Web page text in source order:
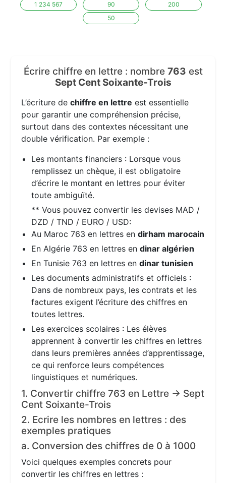
1 234 567
90
200
50
Écrire chiffre en lettre : nombre 763 est
Sept Cent Soixante-Trois
L’écriture dechiffre en lettre est essentielle
pour garantir une compréhension précise,
surtout dans des contextes nécessitant une
double vérification. Par exemple :
Les montants financiers : Lorsque vous
remplissez un chèque, il est obligatoire
d’écrire le montant en lettres pour éviter
toute ambiguïté.
** Vous pouvez convertir les devises MAD /
DZD / TND / EURO / USD:
Au Maroc 763 en lettres endirham marocain
En Algérie 763 en lettres endinar algérien
En Tunisie 763 en lettres endinar tunisien
Les documents administratifs et officiels :
Dans de nombreux pays, les contrats et les
factures exigent l’écriture des chiffres en
toutes lettres.
Les exercices scolaires : Les élèves
apprennent à convertir les chiffres en lettres
dans leurs premières années d’apprentissage,
ce qui renforce leurs compétences
linguistiques et numériques.
1. Convertir chiffre 763 en Lettre → Sept
Cent Soixante-Trois
2. Ecrire les nombres en lettres : des
exemples pratiques
a. Conversion des chiffres de 0 à 1000
Voici quelques exemples concrets pour
convertir les chiffres en lettres :